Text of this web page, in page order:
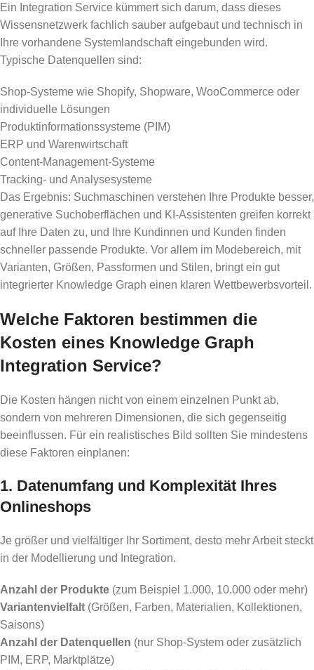
Ein Integration Service kümmert sich darum, dass dieses
Wissensnetzwerk fachlich sauber aufgebaut und technisch in
Ihre vorhandene Systemlandschaft eingebunden wird.
Typische Datenquellen sind:
Shop-Systeme wie Shopify, Shopware, WooCommerce oder
individuelle Lösungen
Produktinformationssysteme (PIM)
ERP und Warenwirtschaft
Content-Management-Systeme
Tracking- und Analysesysteme
Das Ergebnis: Suchmaschinen verstehen Ihre Produkte besser,
generative Suchoberflächen und KI-Assistenten greifen korrekt
auf Ihre Daten zu, und Ihre Kundinnen und Kunden finden
schneller passende Produkte. Vor allem im Modebereich, mit
Varianten, Größen, Passformen und Stilen, bringt ein gut
integrierter Knowledge Graph einen klaren Wettbewerbsvorteil.
Welche Faktoren bestimmen die
Kosten eines Knowledge Graph
Integration Service?
Die Kosten hängen nicht von einem einzelnen Punkt ab,
sondern von mehreren Dimensionen, die sich gegenseitig
beeinflussen. Für ein realistisches Bild sollten Sie mindestens
diese Faktoren einplanen:
1. Datenumfang und Komplexität Ihres
Onlineshops
Je größer und vielfältiger Ihr Sortiment, desto mehr Arbeit steckt
in der Modellierung und Integration.
Anzahl der Produkte (zum Beispiel 1.000, 10.000 oder mehr)
Variantenvielfalt (Größen, Farben, Materialien, Kollektionen,
Saisons)
Anzahl der Datenquellen (nur Shop-System oder zusätzlich
PIM, ERP, Marktplätze)